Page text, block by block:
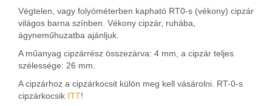
Végtelen, vagy folyóméterben kapható RT0-s (vékony) cipzár
világos barna színben. Vékony cipzár, ruhába,
ágyneműhuzatba ajánljuk.
A műanyag cipzárrész összezárva: 4 mm, a cipzár teljes
szélessége: 26 mm.
A cipzárhoz a cipzárkocsit külön meg kell vásárolni. RT-0-s
cipzárkocsik ITT!